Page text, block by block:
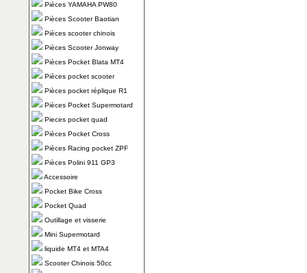
Pièces YAMAHA PW80
Pièces Scooter Baotian
Pièces scooter chinois
Pièces Scooter Jonway
Pièces Pocket Blata MT4
Pièces pocket scooter
Pièces pocket réplique R1
Pièces Pocket Supermotard
Pieces pocket quad
Pièces Pocket Cross
Pièces Racing pocket ZPF
Pièces Polini 911 GP3
Accessoire
Pocket Bike Cross
Pocket Quad
Outillage et visserie
Mini Supermotard
liquide MT4 et MTA4
Scooter Chinois 50cc